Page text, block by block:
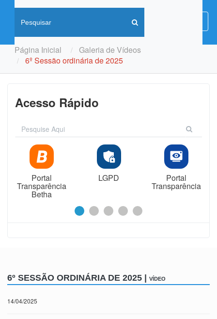
de
Página Inicial
Galeria de Vídeos
6º Sessão ordinária de 2025
Acesso Rápido
Portal
Transparência
Betha
LGPD Portal
Transparência
6º SESSÃO ORDINÁRIA DE 2025 | VÍDEO
14/04/2025